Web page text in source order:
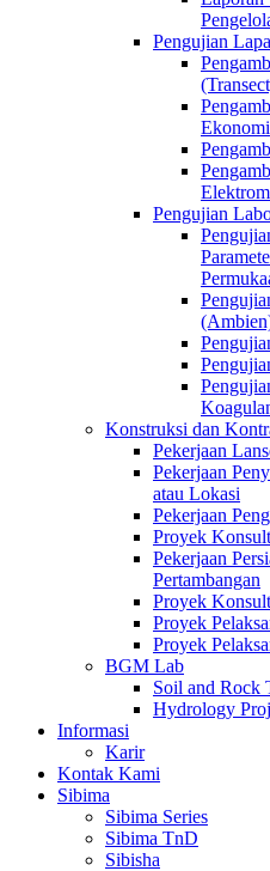
Pengujian
Ekonomi
Pengujian
Konstruksi dan
Pekerjaan
Pekerjaan
atau Lokasi
Pekerjaan
Proyek
Pekerjaan
Pertambangan
Proyek
Proyek
Proyek
BGM Lab
Soil and Rock
Hydrology
Informasi
Karir
Kontak Kami
Sibima
Sibima Series
Sibima TnD
Sibisha